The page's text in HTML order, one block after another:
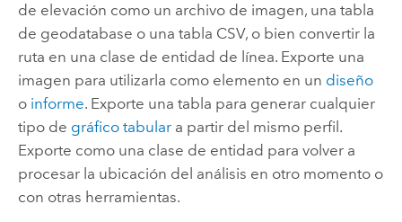
de elevación como un archivo de imagen, una tabla
de geodatabase o una tabla CSV, o bien convertir la
ruta en una clase de entidad de línea. Exporte una
imagen para utilizarla como elemento en un diseño
o informe. Exporte una tabla para generar cualquier
tipo de gráfico tabulara partir del mismo perfil.
Exporte como una clase de entidad para volver a
procesar la ubicación del análisis en otro momento o
con otras herramientas.